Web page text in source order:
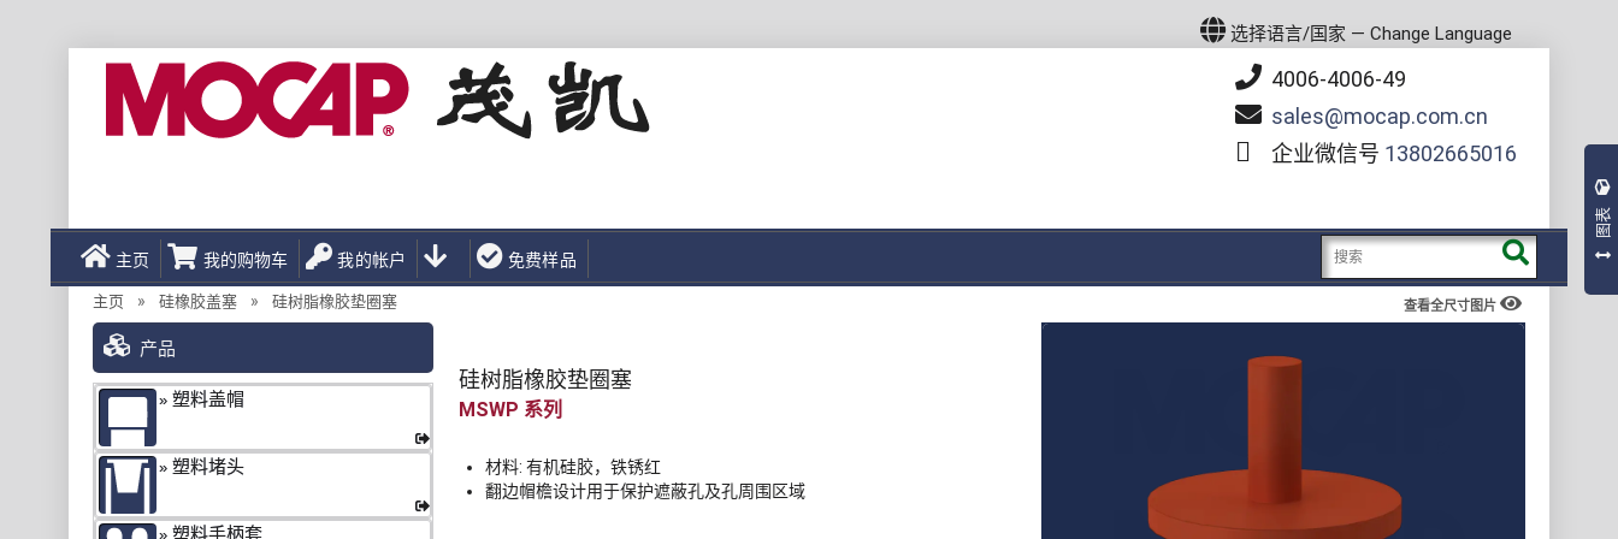
选择语言/国家 — Change Language
4006-4006-49
sales
mocap.com.cn
企业微信号 13802665016
主页 我的购物车 我的帐户 免费样品
主页 » 硅橡胶盖塞 » 硅树脂橡胶垫圈塞
硅树脂橡胶垫圈塞
MSWP
查看全尺寸图片
材料: 有机硅胶，铁锈红
翻边帽檐设计用于保护遮蔽孔及孔周围区域
产品
塑料盖帽
塑料堵头
塑料手柄套
图表